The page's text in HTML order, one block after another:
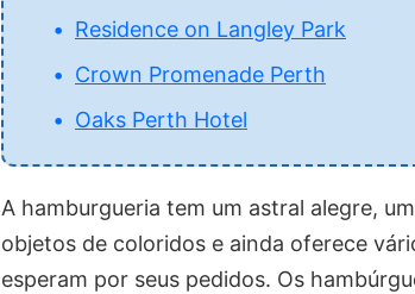
Residence on Langley Park
Crown Promenade Perth
Oaks Perth Hotel
A hamburgueria tem um astral alegre,
objetos de coloridos e ainda oferece
esperam por seus pedidos. Os